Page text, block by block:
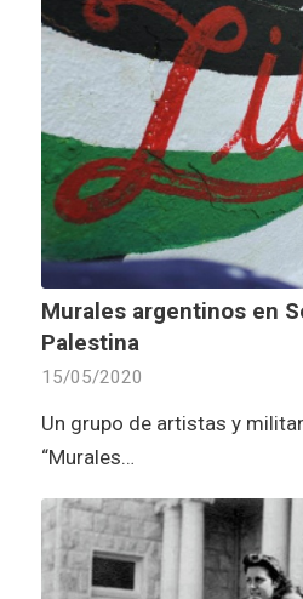
Murales argentinos en
Palestina
15/05/2020
Un grupo de artistas y
“Murales…